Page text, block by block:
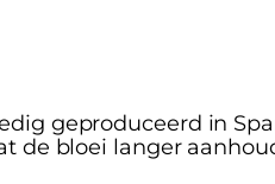
geproduceerd in
de bloei langer